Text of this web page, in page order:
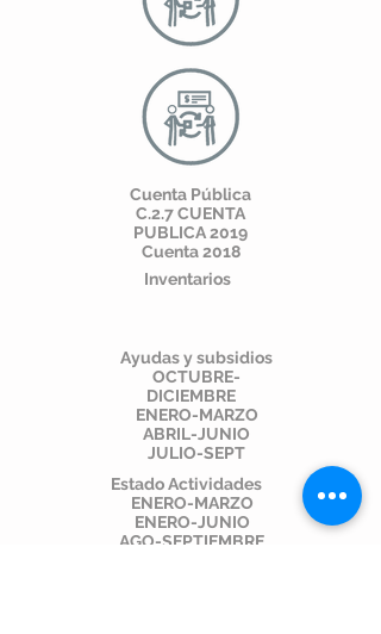
Cuenta Pública
C.2.7 CUENTA
PUBLICA 2019
Cuenta 2018
Inventarios
Ayudas y subsidios
OCTUBRE-
DICIEMBRE
ENERO-MARZO
ABRIL-JUNIO
JULIO-SEPT
Estado Actividades
ENERO-MARZO
ENERO-JUNIO
AGO-SEPTIEMBRE